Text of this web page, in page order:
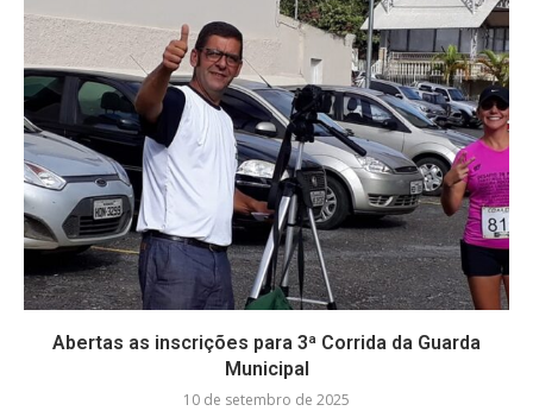
Abertas as inscrições para 3ª Corrida da Guarda
Municipal
10 de setembro de 2025